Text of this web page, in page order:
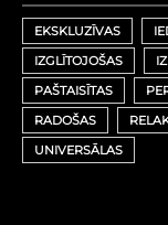
EKSKLUZĪVAS
IZGLĪTOJOŠAS
PAŠTAISĪTAS
RADOŠAS
UNIVERSĀLAS